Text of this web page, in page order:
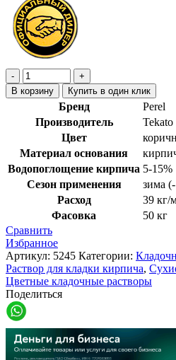
В корзину Купить в один клик
Бренд
Perel
Производитель
Tekato
Цвет
Материал основания
Водопоглощение кирпича 5-15%
Сезон применения
зима
Расход
39 кг/
Фасовка
50 кг
Сравнить
Избранное
Артикул: 5245 Категории:
Раствор для кладки кирпича,
Цветные кладочные растворы
Поделиться